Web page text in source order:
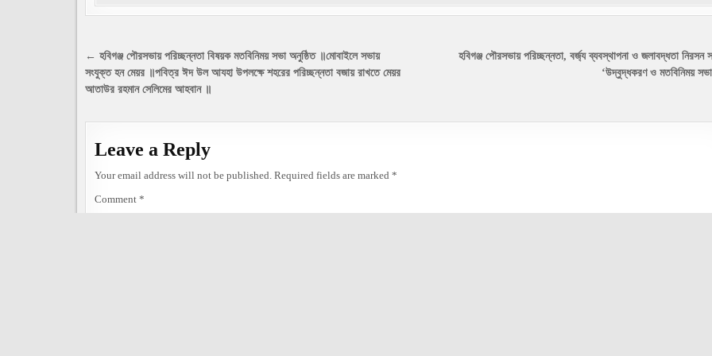
Post
navigation
হবিগঞ্জ পৌরসভায় পরিচ্ছন্নতা, বর্জ্য ব্যবস্থাপনা ও জলাবদ্ধতা নিরসন
‘উদ্বুদ্ধকরণ ও মতবিনিময়
← হবিগঞ্জ পৌরসভায় পরিচ্ছন্নতা বিষয়ক মতবিনিময় সভা অনুষ্ঠিত ॥মোবাইলে সভায়
সংযুক্ত হন মেয়র ॥পবিত্র ঈদ উল আযহা উপলক্ষে শহরের পরিচ্ছন্নতা বজায় রাখতে মেয়র
আতাউর রহমান সেলিমের আহবান ॥
Leave a Reply
Your email address will not be published. Required fields are marked *
Comment *